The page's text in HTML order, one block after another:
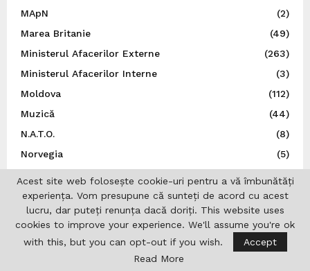
MApN
(2)
Marea Britanie
(49)
Ministerul Afacerilor Externe
(263)
Ministerul Afacerilor Interne
(3)
Moldova
(112)
Muzică
(44)
N.A.T.O.
(8)
Norvegia
(5)
(496)
O.N.U.
(3)
Olimpiade
(1)
(9)
Patronatul European al Femeilor de Afaceri
(1)
Acest site web folosește cookie-uri pentru a vă îmbunătăți
experiența. Vom presupune că sunteți de acord cu acest
lucru, dar puteți renunța dacă doriți. This website uses
cookies to improve your experience. We'll assume you're ok
with this, but you can opt-out if you wish.
Accept
Read More